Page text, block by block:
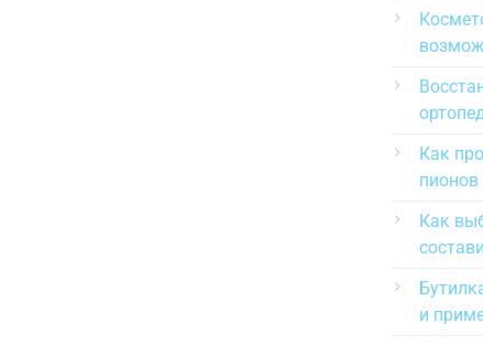
Как
пионов
Как
и